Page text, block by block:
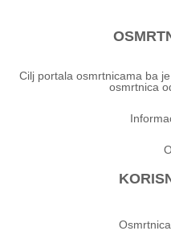
Cilj portala osmrtnicama ba
osmrtnica